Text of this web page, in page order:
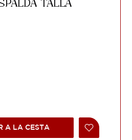
TALLA
A LA CESTA